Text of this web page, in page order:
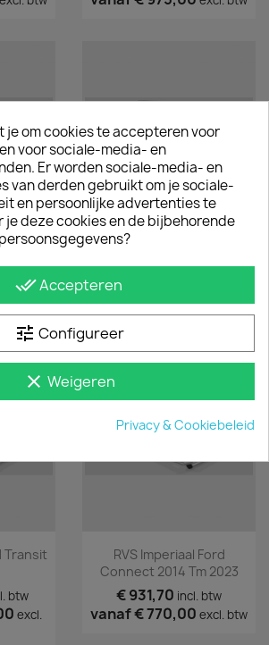
btw
RVS Imperiaal Ford Custom
€ 1.240,25
vanaf
btw
Transit
btw
excl.
RVS Imperiaal Ford
Connect 2014 Tm 2023
€ 931,70 incl. btw
vanaf€ 770,00 excl. btw
je om cookies te accepteren voor
voor sociale-media- en
Er worden sociale-media- en
van derden gebruikt om je sociale-
en persoonlijke advertenties te
deze cookies en de bijbehorende
done_allAccepteren
tune Configureer
clear Weigeren
Privacy & Cookiebeleid